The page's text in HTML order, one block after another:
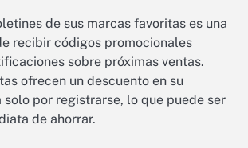
de sus marcas favoritas es una
recibir códigos promocionales
sobre próximas ventas.
ofrecen un descuento en su
por registrarse, lo que puede ser
de ahorrar.